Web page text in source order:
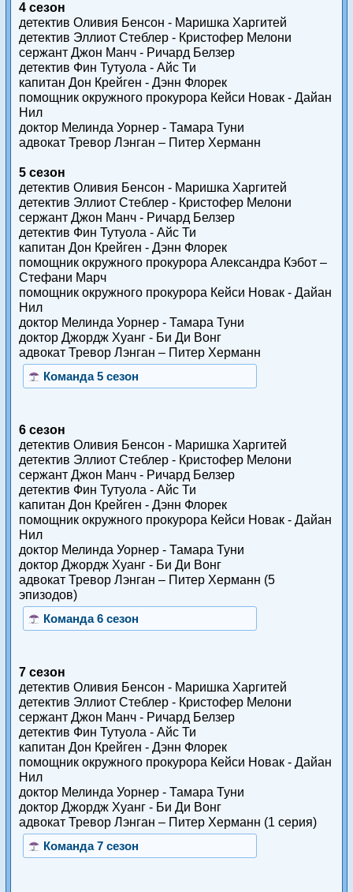
4 сезон
детектив Оливия Бенсон - Маришка Харгитей
детектив Эллиот Стеблер - Кристофер Мелони
сержант Джон Манч - Ричард Белзер
детектив Фин Тутуола - Айс Ти
капитан Дон Крейген - Дэнн Флорек
помощник окружного прокурора Кейси Новак - Дайан
Нил
доктор Мелинда Уорнер - Тамара Туни
адвокат Тревор Лэнган – Питер Херманн
5 сезон
детектив Оливия Бенсон - Маришка Харгитей
детектив Эллиот Стеблер - Кристофер Мелони
сержант Джон Манч - Ричард Белзер
детектив Фин Тутуола - Айс Ти
капитан Дон Крейген - Дэнн Флорек
помощник окружного прокурора Александра Кэбот –
Стефани Марч
помощник окружного прокурора Кейси Новак - Дайан
Нил
доктор Мелинда Уорнер - Тамара Туни
доктор Джордж Хуанг - Би Ди Вонг
адвокат Тревор Лэнган – Питер Херманн
Команда 5 сезон
6 сезон
детектив Оливия Бенсон - Маришка Харгитей
детектив Эллиот Стеблер - Кристофер Мелони
сержант Джон Манч - Ричард Белзер
детектив Фин Тутуола - Айс Ти
капитан Дон Крейген - Дэнн Флорек
помощник окружного прокурора Кейси Новак - Дайан
Нил
доктор Мелинда Уорнер - Тамара Туни
доктор Джордж Хуанг - Би Ди Вонг
адвокат Тревор Лэнган – Питер Херманн (5
эпизодов)
Команда 6 сезон
7 сезон
детектив Оливия Бенсон - Маришка Харгитей
детектив Эллиот Стеблер - Кристофер Мелони
сержант Джон Манч - Ричард Белзер
детектив Фин Тутуола - Айс Ти
капитан Дон Крейген - Дэнн Флорек
помощник окружного прокурора Кейси Новак - Дайан
Нил
доктор Мелинда Уорнер - Тамара Туни
доктор Джордж Хуанг - Би Ди Вонг
адвокат Тревор Лэнган – Питер Херманн (1 серия)
Команда 7 сезон